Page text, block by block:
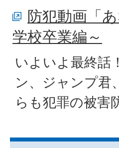
防犯動画「
学校卒業編～
いよいよ最終話
ン、ジャンプ君
らも犯罪の被害